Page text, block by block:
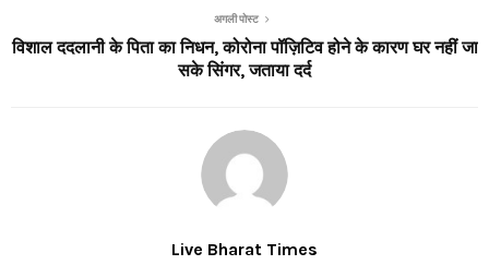
अगली पोस्ट
विशाल ददलानी के पिता का निधन, कोरोना पॉज़िटिव होने के कारण घर नहीं जा
सके सिंगर, जताया दर्द
Live Bharat Times